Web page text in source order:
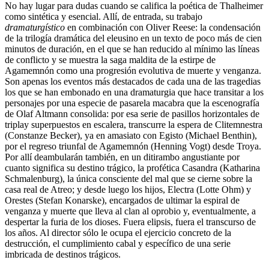
No hay lugar para dudas cuando se califica la poética de Thalheimer
como sintética y esencial. Allí, de entrada, su trabajo
dramaturgístico en combinación con Oliver Reese: la condensación
de la trilogía dramática del eleusino en un texto de poco más de cien
minutos de duración, en el que se han reducido al mínimo las líneas
de conflicto y se muestra la saga maldita de la estirpe de
Agamemnón como una progresión evolutiva de muerte y venganza.
Son apenas los eventos más destacados de cada una de las tragedias
los que se han embonado en una dramaturgia que hace transitar a los
personajes por una especie de pasarela macabra que la escenografía
de Olaf Altmann consolida: por esa serie de pasillos horizontales de
triplay superpuestos en escalera, transcurre la espera de Clitemnestra
(Constanze Becker), ya en amasiato con Egisto (Michael Benthin),
por el regreso triunfal de Agamemnón (Henning Vogt) desde Troya.
Por allí deambularán también, en un ditirambo angustiante por
cuanto significa su destino trágico, la profética Casandra (Katharina
Schmalenburg), la única consciente del mal que se cierne sobre la
casa real de Atreo; y desde luego los hijos, Electra (Lotte Ohm) y
Orestes (Stefan Konarske), encargados de ultimar la espiral de
venganza y muerte que lleva al clan al oprobio y, eventualmente, a
despertar la furia de los dioses. Fuera elipsis, fuera el transcurso de
los años. Al director sólo le ocupa el ejercicio concreto de la
destrucción, el cumplimiento cabal y específico de una serie
imbricada de destinos trágicos.